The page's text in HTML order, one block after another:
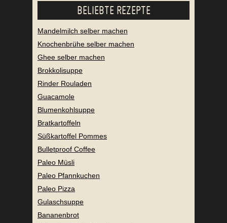
BELIEBTE REZEPTE
Mandelmilch selber machen
Knochenbrühe selber machen
Ghee selber machen
Brokkolisuppe
Rinder Rouladen
Guacamole
Blumenkohlsuppe
Bratkartoffeln
Süßkartoffel Pommes
Bulletproof Coffee
Paleo Müsli
Paleo Pfannkuchen
Paleo Pizza
Gulaschsuppe
Bananenbrot